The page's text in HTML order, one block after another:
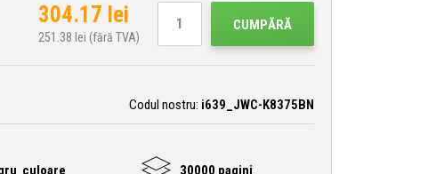
304.17 lei
251.38 lei (fără TVA)
CUMPĂRĂ
Codul nostru: i639_JWC-K8375BN
culoare 30000 pagini